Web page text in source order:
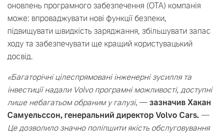
оновлень програмного забезпечення (OTA) компанія
може: впроваджувати нові функції безпеки,
підвищувати швидкість заряджання, збільшувати запас
ходу та забезпечувати ще кращий користувацький
досвід.
«Багаторічні цілеспрямовані інженерні зусилля та
інвестиції надали Volvo програмні можливості, доступні
лише небагатьом обраним у галузі, —зазначив Хакан
Самуельссон, генеральний директор Volvo Cars. —
Це дозволило значно поліпшити якість обслуговування